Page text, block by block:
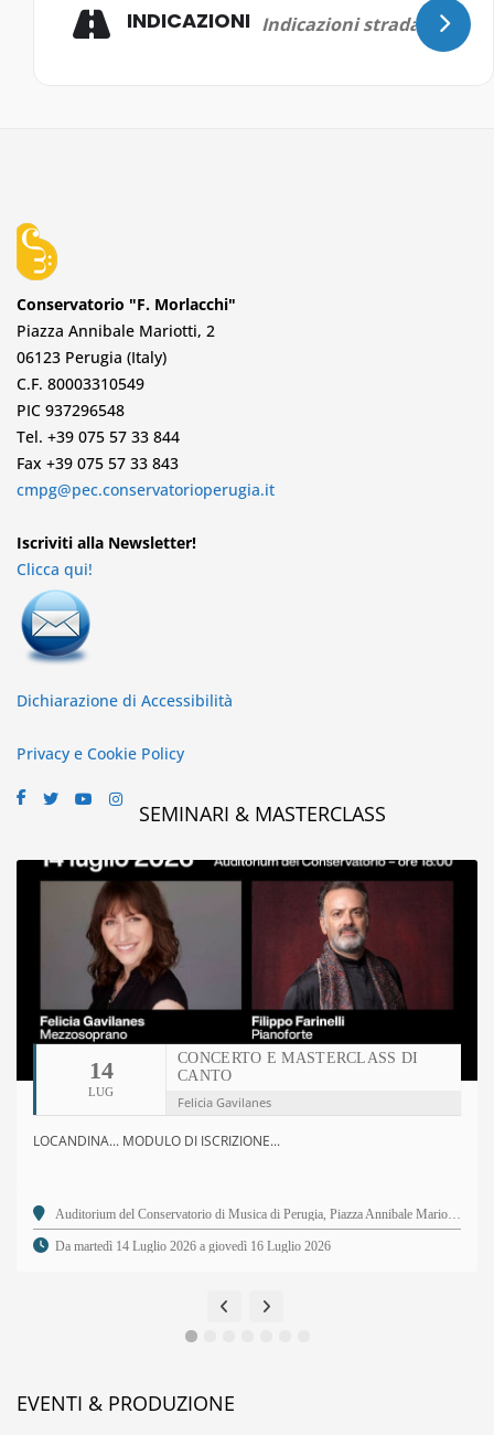
INDICAZIONI
Conservatorio "F. Morlacchi"
Piazza Annibale Mariotti, 2
06123 Perugia (Italy)
C.F. 80003310549
PIC 937296548
Tel. +39 075 57 33 844
Fax +39 075 57 33 843
cmpg@pec.conservatorioperugia.it
Iscriviti alla Newsletter!
Clicca qui!
Dichiarazione di Accessibilità
Privacy e Cookie Policy
SEMINARI & MASTERCLASS
14
LUG
CONCERTO E MASTERCLASS DI
CANTO
Felicia Gavilanes
LOCANDINA... MODULO DI ISCRIZIONE...
Da martedì 14 Luglio 2026 a giovedì 16 Luglio 2026
EVENTI & PRODUZIONE